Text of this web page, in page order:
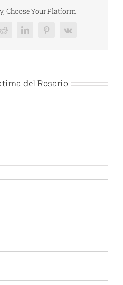
Choose Your Platform!
RedditLinkedInPinterest
Vk
del Rosario